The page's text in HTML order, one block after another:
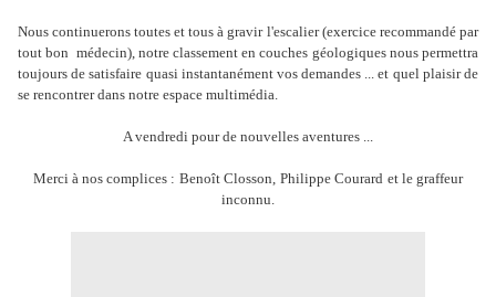
Nous continuerons toutes et tous à gravir l'escalier (exercice recommandé par
tout bon médecin), notre classement en couches géologiques nous permettra
toujours de satisfaire quasi instantanément vos demandes ... et quel plaisir de
se rencontrer dans notre espace multimédia.
A vendredi pour de nouvelles aventures ...
Merci à nos complices : Benoît Closson, Philippe Courard et le graffeur
inconnu.